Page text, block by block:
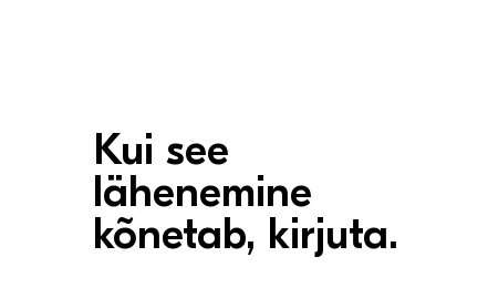
Kui see
lähenemine
kõnetab, kirjuta.